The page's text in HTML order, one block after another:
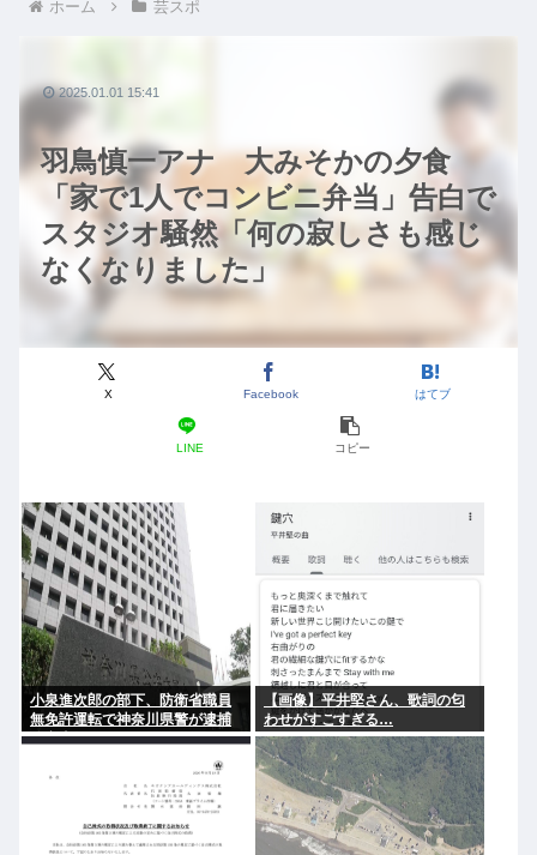
ホーム 芸スポ
羽鳥慎一アナ 大みそかの夕食
「家で1人でコンビニ弁当」告白で
スタジオ騒然「何の寂しさも感じ
なくなりました」
X Facebook はてブ
LINE コピー
2025.01.01 15:41
小泉進次郎の部下、防衛省職員
無免許運転で神奈川県警が逮捕
追突事故
【画像】平井堅さん、歌詞の匂
わせがすごすぎる…